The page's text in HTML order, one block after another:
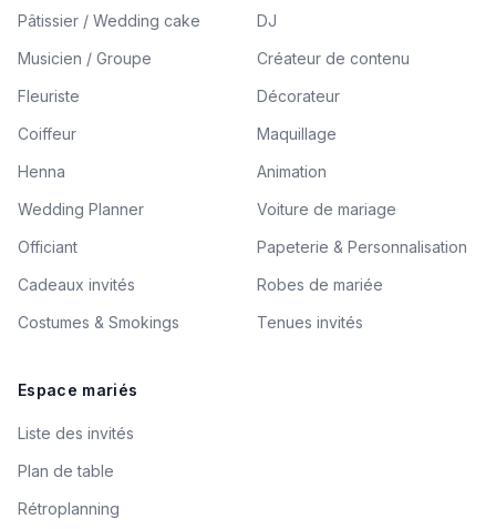
Pâtissier / Wedding cake
DJ
Musicien / Groupe
Créateur de contenu
Fleuriste
Décorateur
Coiffeur
Maquillage
Henna
Animation
Wedding Planner
Voiture de mariage
Officiant
Papeterie & Personnalisation
Cadeaux invités
Robes de mariée
Costumes & Smokings
Tenues invités
Espace mariés
Liste des invités
Plan de table
Rétroplanning